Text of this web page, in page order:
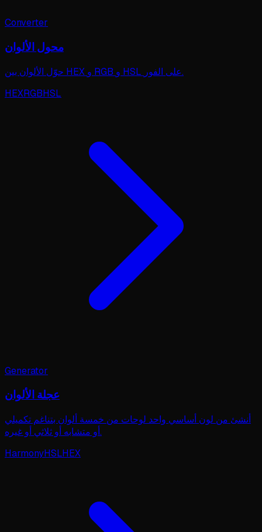
Converter
محول الألوان
حوّل الألوان بين HEX و RGB و HSL على الفور.
HEXRGBHSL
Generator
عجلة الألوان
أنشئ من لون أساسي واحد لوحات من خمسة ألوان بتناغم تكميلي
أو متشابه أو ثلاثي أو غيره.
HarmonyHSLHEX